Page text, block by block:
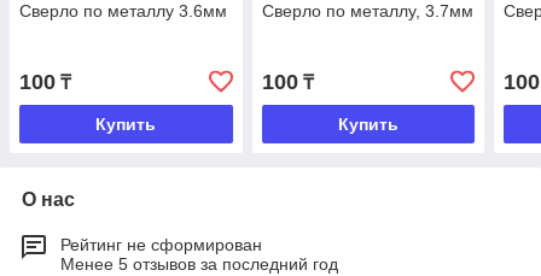
Сверло по металлу 3.6мм
100 ₸
Купить
Сверло по металлу, 3.7мм
100₸
Купить
100
О нас
Рейтинг не сформирован
Менее 5 отзывов за последний год